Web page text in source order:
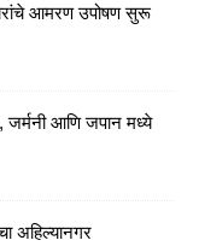
आमरण उपोषण सुरू
जर्मनी आणि जपान मध्ये
अहिल्यानगर